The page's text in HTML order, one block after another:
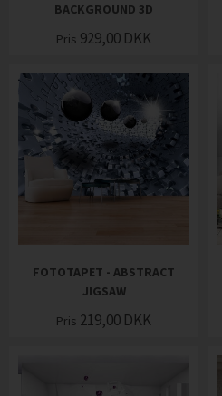
BACKGROUND 3D
Pris 929,00 DKK
FOTOTAPET - ABSTRACT
JIGSAW
Pris 219,00 DKK